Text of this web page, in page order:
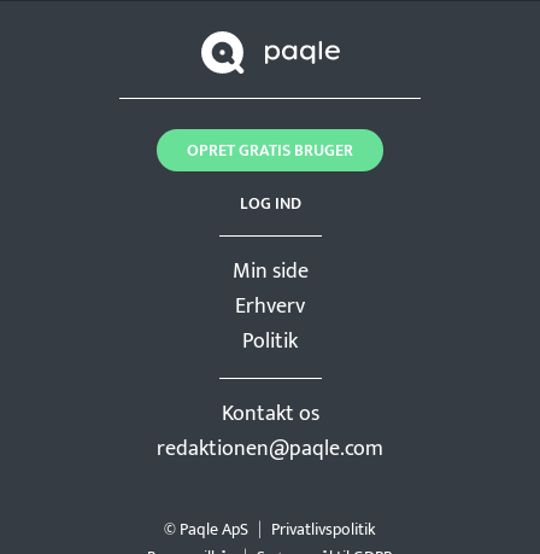
Min side
Erhverv
Politik
Kontakt os
redaktionen@paqle.com
LOG IND
OPRET GRATIS BRUGER
© Paqle ApS
Privatlivspolitik